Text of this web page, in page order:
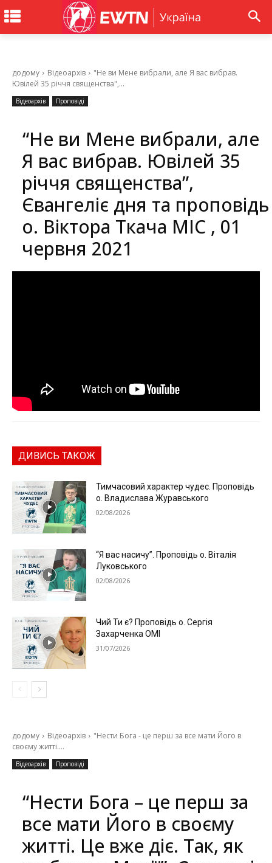
додому Відеоархів
"Не ви Мене вибрали, але Я вас вибрав.
Ювілей 35 річчя священства",...
Відеоархів Проповіді
“Не ви Мене вибрали, але
Я вас вибрав. Ювілей 35
річчя священства”,
Євангеліє дня та проповідь
о. Вікторa Ткачa МІС , 01
червня 2021
ДИВИСЬ ТАКОЖ
Тимчасовий характер чудес. Проповідь
о. Владислава Журавського
02/08/2026
“Я вас насичу”. Проповідь о. Віталія
Луковського
02/08/2026
Чий Ти є? Проповідь о. Сергія
Захарченка ОМІ
31/07/2026